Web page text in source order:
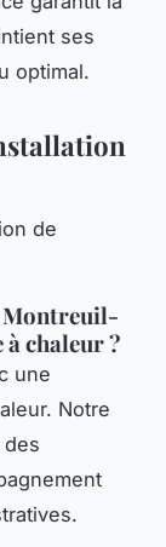
ses
optimal.
Montreuil-
chaleur ?
une
Notre